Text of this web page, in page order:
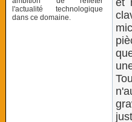
l'actualité technologique
dans ce domaine.
et